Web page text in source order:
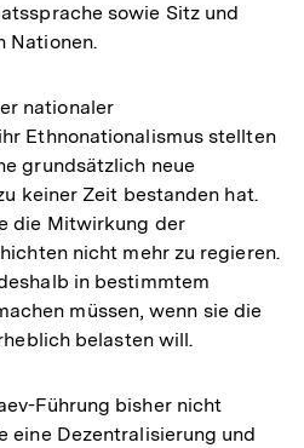
sowie Sitz und
Nationen.
nationaler
Ethnonationalismus stellten
grundsätzlich neue
keiner Zeit bestanden hat.
die Mitwirkung der
nicht mehr zu regieren.
in bestimmtem
müssen, wenn sie die
belasten will.
Führung bisher nicht
eine Dezentralisierung und